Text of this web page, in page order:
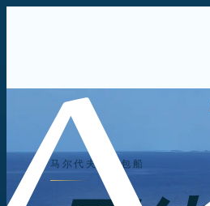
马尔代夫游艇包船